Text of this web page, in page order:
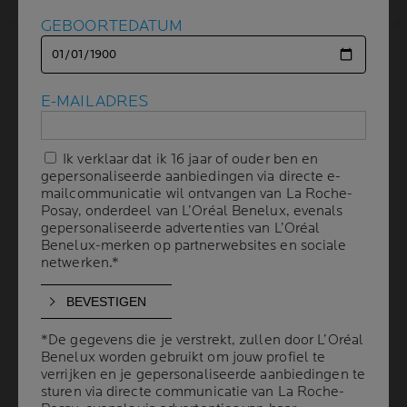
Volgend scherm
INHOUD Volume
22 patches
AANBEVOLEN
DOOR DERMATOLOGEN
Een onzichtbare, ultradunne patch die zich op
natuurlijke wijze aanpast aan de huid. Tegen
onzuiverheden en puistjes. Optimaal
GEBOORTEDATUM
E-MAILADRES
Ik verklaar dat ik 16 jaar of ouder ben en
gepersonaliseerde aanbiedingen via directe e-
mailcommunicatie wil ontvangen van La Roche-
Posay, onderdeel van L’Oréal Benelux, evenals
gepersonaliseerde advertenties van L’Oréal
Benelux-merken op partnerwebsites en sociale
netwerken.*
*De gegevens die je verstrekt, zullen door L’Oréal
Benelux worden gebruikt om jouw profiel te
verrijken en je gepersonaliseerde aanbiedingen te
sturen via directe communicatie van La Roche-
GEBOORTEDATUM
E-MAILADRES
Ik verklaar dat ik 16 jaar of ouder ben en
gepersonaliseerde aanbiedingen via directe e-
mailcommunicatie wil ontvangen van La Roche-
Posay, onderdeel van L’Oréal Benelux, evenals
gepersonaliseerde advertenties van L’Oréal
Benelux-merken op partnerwebsites en sociale
netwerken.*
*De gegevens die je verstrekt, zullen door L’Oréal
Benelux worden gebruikt om jouw profiel te
verrijken en je gepersonaliseerde aanbiedingen te
sturen via directe communicatie van La Roche-